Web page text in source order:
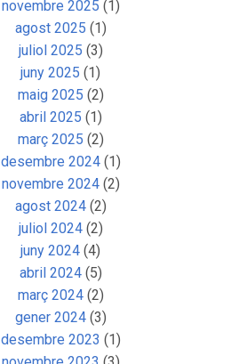
novembre 2025 (1)
agost 2025 (1)
juliol 2025 (3)
juny 2025 (1)
maig 2025 (2)
abril 2025 (1)
març 2025 (2)
desembre 2024(1)
novembre 2024(2)
agost 2024(2)
juliol 2024(2)
juny 2024 (4)
abril 2024(5)
març 2024(2)
gener 2024(3)
desembre 2023 (1)